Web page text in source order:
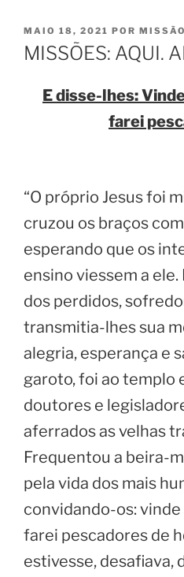
PUBLICADO
EM
MAIO 18, 2021 POR
MISSÕES: AQUI.
E disse-lhes:
farei
“O próprio Jesus foi
cruzou os braços
esperando que os
ensino viessem a
dos perdidos,
transmitia-lhes sua
alegria, esperança e
garoto, foi ao templo
doutores e
aferrados as velhas
Frequentou a beira-
pela vida dos mais
convidando-os: vinde
farei pescadores de
estivesse, desafiava,